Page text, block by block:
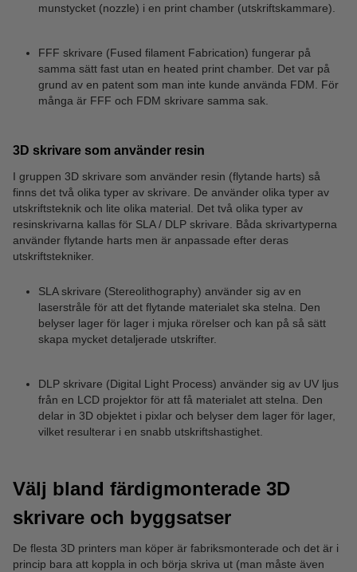
munstycket (nozzle) i en print chamber (utskriftskammare).
FFF skrivare (Fused filament Fabrication) fungerar på
samma sätt fast utan en heated print chamber. Det var på
grund av en patent som man inte kunde använda FDM. För
många är FFF och FDM skrivare samma sak.
3D skrivare som använder resin
I gruppen 3D skrivare som använder resin (flytande harts) så
finns det två olika typer av skrivare. De använder olika typer av
utskriftsteknik och lite olika material. Det två olika typer av
resinskrivarna kallas för SLA / DLP skrivare. Båda skrivartyperna
använder flytande harts men är anpassade efter deras
utskriftstekniker.
SLA skrivare (Stereolithography) använder sig av en
laserstråle för att det flytande materialet ska stelna. Den
belyser lager för lager i mjuka rörelser och kan på så sätt
skapa mycket detaljerade utskrifter.
DLP skrivare (Digital Light Process) använder sig av UV ljus
från en LCD projektor för att få materialet att stelna. Den
delar in 3D objektet i pixlar och belyser dem lager för lager,
vilket resulterar i en snabb utskriftshastighet.
Välj bland färdigmonterade 3D
skrivare och byggsatser
De flesta 3D printers man köper är fabriksmonterade och det är i
princip bara att koppla in och börja skriva ut (man måste även